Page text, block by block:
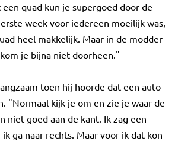
quad kun je supergoed door de
week voor iedereen moeilijk was,
heel makkelijk. Maar in de modder
je bijna niet doorheen."
toen hij hoorde dat een auto
"Normaal kijk je om en zie je waar de
niet goed aan de kant. Ik zag een
ga naar rechts. Maar voor ik dat kon